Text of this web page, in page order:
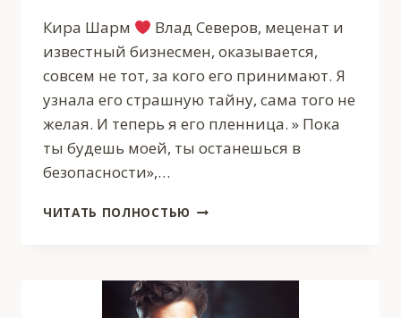
Кира Шарм
Влад Северов, меценат и
известный бизнесмен, оказывается,
совсем не тот, за кого его принимают. Я
узнала его страшную тайну, сама того не
желая. И теперь я его пленница. » Пока
ты будешь моей, ты останешься в
безопасности»,…
ЧИТАТЬ ПОЛНОСТЬЮ ЦЕНА